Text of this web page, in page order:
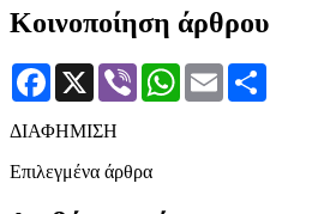
Κοινοποίηση άρθρου
Facebook
X Viber WhatsApp
Email
ΔΙΑΦΗΜΙΣΗ
Επιλεγμένα άρθρα